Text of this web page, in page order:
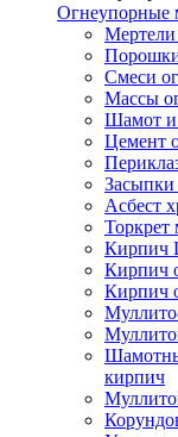
Огнеупорные
Смеси
Массы
Шамот и
Цемент
Засыпки
Асбест
Торкрет
Кирпич
Кирпич
Кирпич
кирпич